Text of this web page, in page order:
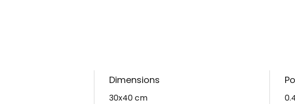
Dimensions
30x40 cm